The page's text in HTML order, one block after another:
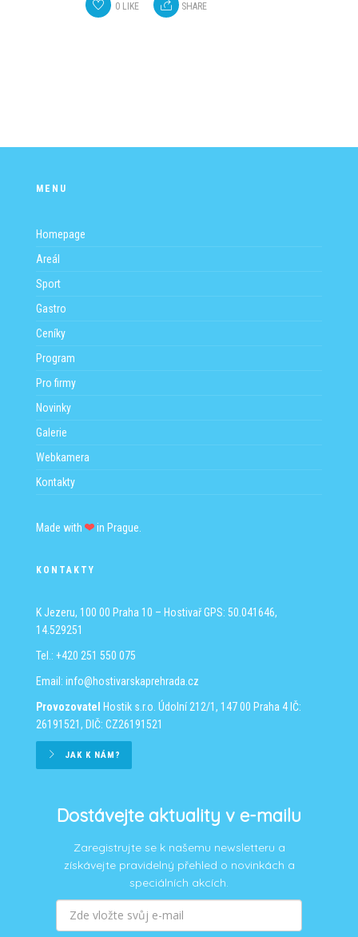
0LIKE SHARE
MENU
Homepage
Areál
Sport
Gastro
Ceníky
Program
Pro firmy
Novinky
Galerie
Webkamera
Kontakty
Made with in Prague.
KONTAKTY
K Jezeru, 100 00 Praha 10 – HostivařGPS: 50.041646,
14.529251
Tel.: +420 251 550 075
Email: info@hostivarskaprehrada.cz
Provozovatel
Hostik s.r.o. Údolní 212/1, 147 00 Praha 4 IČ:
26191521, DIČ: CZ26191521
JAK K NÁM?
Dostávejte aktuality v e-mailu
Zaregistrujte se k našemu newsletteru a
získávejte pravidelný přehled o novinkách a
speciálních akcích.